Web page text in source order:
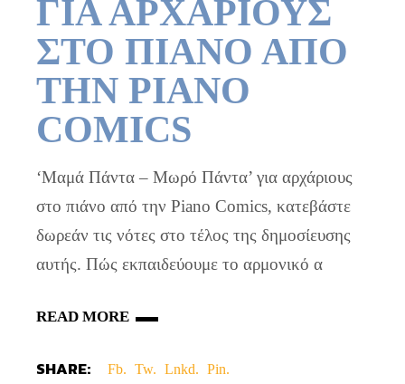
ΓΙΑ ΑΡΧΑΡΙΟΥΣ
ΣΤΟ ΠΙΑΝΟ ΑΠΟ
ΤΗΝ PIANO
COMICS
‘Μαμά Πάντα – Μωρό Πάντα’ για αρχάριους
στο πιάνο από την Piano Comics, κατεβάστε
δωρεάν τις νότες στο τέλος της δημοσίευσης
αυτής. Πώς εκπαιδεύουμε το αρμονικό α
READ MORE
SHARE: Fb. Tw. Lnkd. Pin.